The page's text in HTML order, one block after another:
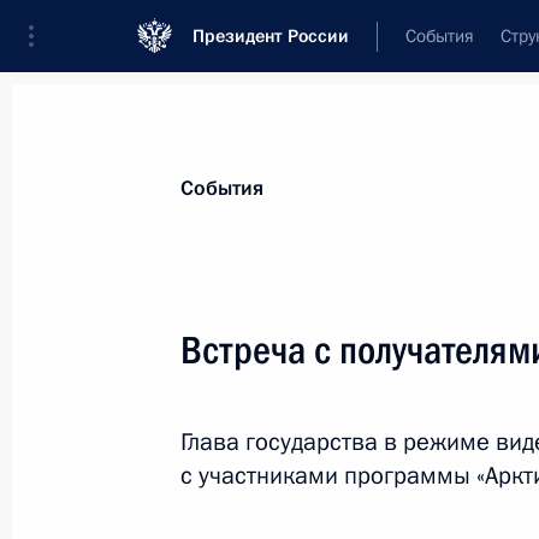
Президент России События
Встреча с губернатором
События
Встреча с
Глава государства в режиме
с участниками программы